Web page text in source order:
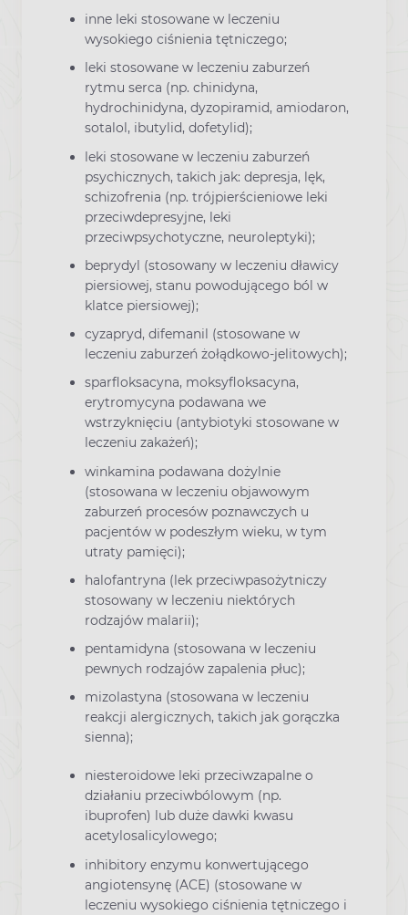
inne leki stosowane w leczeniu
wysokiego ciśnienia tętniczego;
leki stosowane w leczeniu zaburzeń
rytmu serca (np. chinidyna,
hydrochinidyna, dyzopiramid, amiodaron,
sotalol, ibutylid, dofetylid);
leki stosowane w leczeniu zaburzeń
psychicznych, takich jak: depresja, lęk,
schizofrenia (np. trójpierścieniowe leki
przeciwdepresyjne, leki
przeciwpsychotyczne, neuroleptyki);
beprydyl (stosowany w leczeniu dławicy
piersiowej, stanu powodującego ból w
klatce piersiowej);
cyzapryd, difemanil (stosowane w
leczeniu zaburzeń żołądkowo-jelitowych);
sparfloksacyna, moksyfloksacyna,
erytromycyna podawana we
wstrzyknięciu (antybiotyki stosowane w
leczeniu zakażeń);
winkamina podawana dożylnie
(stosowana w leczeniu objawowym
zaburzeń procesów poznawczych u
pacjentów w podeszłym wieku, w tym
utraty pamięci);
halofantryna (lek przeciwpasożytniczy
stosowany w leczeniu niektórych
rodzajów malarii);
pentamidyna (stosowana w leczeniu
pewnych rodzajów zapalenia płuc);
mizolastyna (stosowana w leczeniu
reakcji alergicznych, takich jak gorączka
sienna);
niesteroidowe leki przeciwzapalne o
działaniu przeciwbólowym (np.
ibuprofen) lub duże dawki kwasu
acetylosalicylowego;
inhibitory enzymu konwertującego
angiotensynę (ACE) (stosowane w
leczeniu wysokiego ciśnienia tętniczego i